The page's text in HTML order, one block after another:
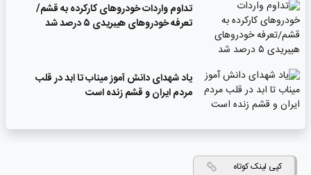
تداوم واردات خودروهای کارکرده به قشم/
تعرفه خودروهای هیبریدی ۵ درصد شد
یاد شهدای دانش آموز میناب تا ابد در قلب
مردم ایران و قشم زنده است
کپی لینک کوتاه